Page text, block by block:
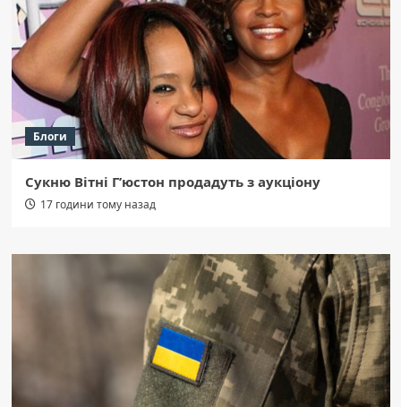
Блоги
Сукню Вітні Г’юстон продадуть з аукціону
17 години тому назад